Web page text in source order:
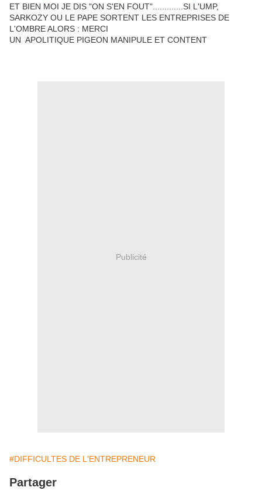
ET BIEN MOI JE DIS "ON S'EN FOUT".............SI L'UMP,
SARKOZY OU LE PAPE SORTENT LES ENTREPRISES DE
L'OMBRE ALORS : MERCI
UN APOLITIQUE PIGEON MANIPULE ET CONTENT
Publicité
#DIFFICULTES DE L'ENTREPRENEUR
Partager